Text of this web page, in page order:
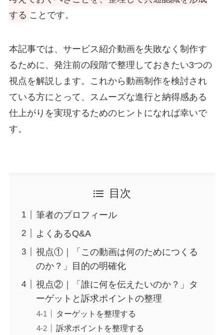
する ことです。
本記事では、サービス紹介動画を失敗なく制作す
るために、発注前の段階で整理しておきたい3つの
視点を解説します。これから動画制作を検討され
ている方にとって、スムーズな進行と納得感ある
仕上がりを実現するためのヒントになれば幸いで
す。
目次
筆者のプロフィール
よくあるQ&A
視点①｜「この動画は何のためにつくる
のか？」目的の明確化
視点②｜「誰に何を伝えたいのか？」タ
ーゲットと訴求ポイントの整理
ターゲットを整理する
訴求ポイントを整理する